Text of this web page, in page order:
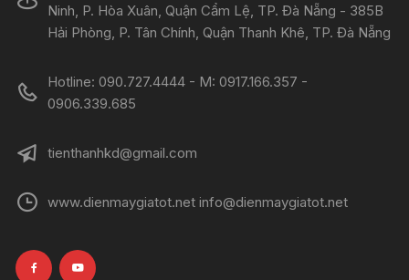
Ninh, P. Hòa Xuân, Quận Cẩm Lệ, TP. Đà Nẵng - 385B
Hải Phòng, P. Tân Chính, Quận Thanh Khê, TP. Đà Nẵng
Hotline: 090.727.4444 - M: 0917.166.357 -
0906.339.685
tienthanhkd@gmail.com
www.dienmaygiatot.net info@dienmaygiatot.net